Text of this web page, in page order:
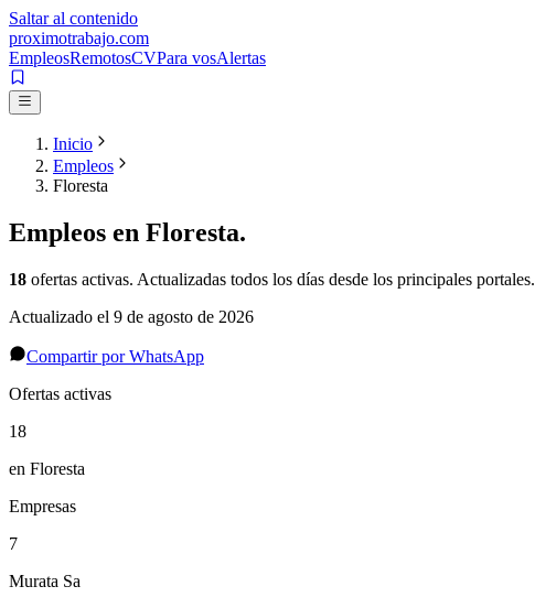
Saltar al contenido
proximotrabajo.com
EmpleosRemotosCVPara vosAlertas
Inicio
Empleos
Floresta
Empleos en Floresta.
18 ofertas activas. Actualizadas todos los días desde los principales portales.
Actualizado el 9 de agosto de 2026
Compartir por WhatsApp
Ofertas activas
18
en Floresta
Empresas
7
Murata Sa